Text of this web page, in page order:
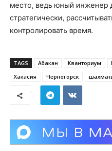
место, ведь юный инженер
стратегически,
контролировать время.
TAGS Абакан Кванториум
Хакасия
Черногорск